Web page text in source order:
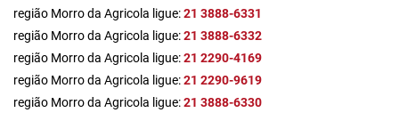
região Morro da Agricola ligue:21 3888-6331
região Morro da Agricola ligue:21 3888-6332
região Morro da Agricola ligue:21 2290-4169
região Morro da Agricola ligue:21 2290-9619
região Morro da Agricola ligue:21 3888-6330